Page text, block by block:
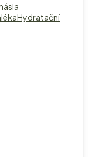
Hydratační